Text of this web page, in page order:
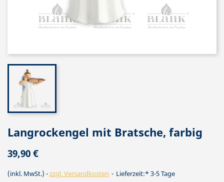
Langrockengel mit Bratsche, farbig
39,90 €
(inkl. MwSt.) zzgl. Versandkosten Lieferzeit:* 3-5 Tage